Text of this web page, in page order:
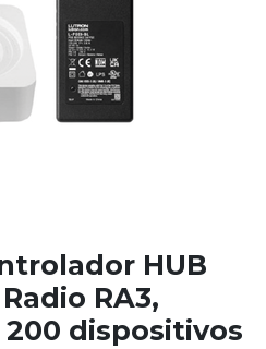
HUB
RA3,
dispositivos